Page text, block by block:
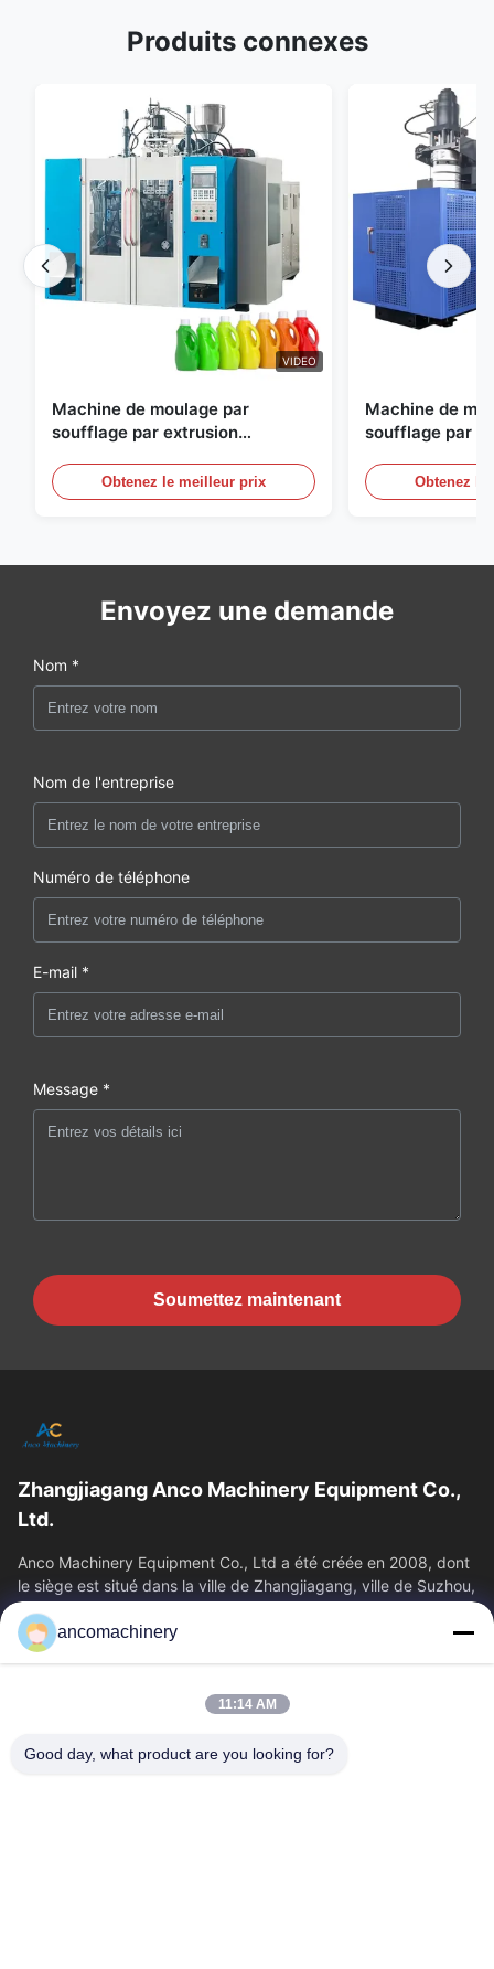
Produits connexes
VIDEO
Machine de moulage par
soufflage par extrusion
Obtenez le meilleur prix
Machine de
soufflage par
moulage par
automatique
Obtenez
Envoyez une demande
Nom *
Nom de l'entreprise
Numéro de téléphone
E-mail *
Message *
Soumettez maintenant
Zhangjiagang Anco Machinery Equipment Co.,
Ltd.
Anco Machinery Equipment Co., Ltd a été créée en 2008, dont
le siège est situé dans la ville de Zhangjiagang, ville de Suzhou,
province du Jiangsu.
Liens Rapides
A Propos De Nous
Visite D'usine
Contrôle De La Qualité
ancomachinery
11:14 AM
Good day, what product are you looking for?